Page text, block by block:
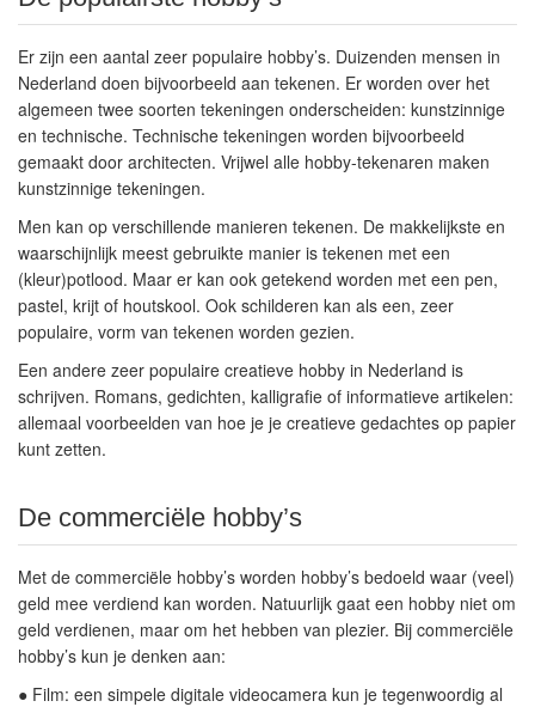
Er zijn een aantal zeer populaire hobby’s. Duizenden mensen in
Nederland doen bijvoorbeeld aan tekenen. Er worden over het
algemeen twee soorten tekeningen onderscheiden: kunstzinnige
en technische. Technische tekeningen worden bijvoorbeeld
gemaakt door architecten. Vrijwel alle hobby-tekenaren maken
kunstzinnige tekeningen.
Men kan op verschillende manieren tekenen. De makkelijkste en
waarschijnlijk meest gebruikte manier is tekenen met een
(kleur)potlood. Maar er kan ook getekend worden met een pen,
pastel, krijt of houtskool. Ook schilderen kan als een, zeer
populaire, vorm van tekenen worden gezien.
Een andere zeer populaire creatieve hobby in Nederland is
schrijven. Romans, gedichten, kalligrafie of informatieve artikelen:
allemaal voorbeelden van hoe je je creatieve gedachtes op papier
kunt zetten.
De commerciële hobby’s
Met de commerciële hobby’s worden hobby’s bedoeld waar (veel)
geld mee verdiend kan worden. Natuurlijk gaat een hobby niet om
geld verdienen, maar om het hebben van plezier. Bij commerciële
hobby’s kun je denken aan:
● Film: een simpele digitale videocamera kun je tegenwoordig al